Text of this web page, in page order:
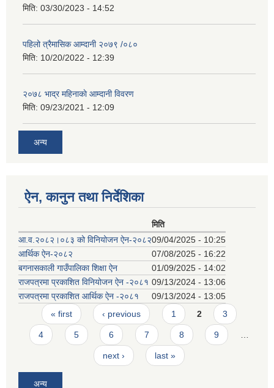
मिति: 03/30/2023 - 14:52
पहिलो त्रैमासिक आम्दानी २०७९ /०८०
मिति: 10/20/2022 - 12:39
२०७८ भाद्र महिनाकाे आम्दानी विवरण
मिति: 09/23/2021 - 12:09
अन्य
ऐन, कानुन तथा निर्देशिका
मिति
आ.व.२०८२।०८३ को विनियोजन ऐन-२०८२09/04/2025 - 10:25
आर्थिक ऐन-२०८२
07/08/2025 - 16:22
बगनासकाली गाउँपालिका शिक्षा ऐन
01/09/2025 - 14:02
राजपत्रमा प्रकाशित विनियोजन ऐन -२०८१ 09/13/2024 - 13:06
राजपत्रमा प्रकाशित आर्थिक ऐन -२०८१
09/13/2024 - 13:05
Pages
« first ‹ previous 1 2 3
4 5 6 7 8 9
next › last »
अन्य